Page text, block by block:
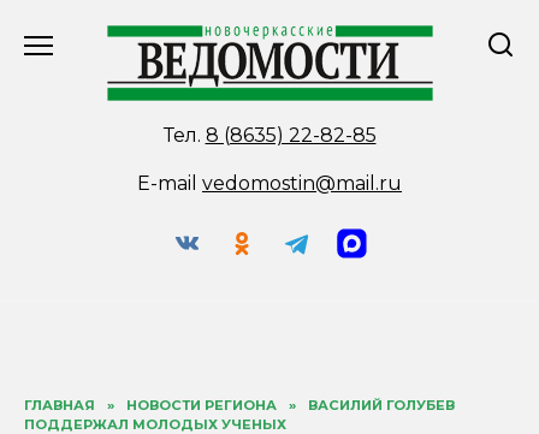
Тел. 8 (8635) 22-82-85
E-mail vedomostin@mail.ru
ГЛАВНАЯ » НОВОСТИ РЕГИОНА »
ВАСИЛИЙ ГОЛУБЕВ
ПОДДЕРЖАЛ МОЛОДЫХ УЧЕНЫХ